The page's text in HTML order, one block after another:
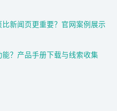
新闻页更重要？官网案例展示
？产品手册下载与线索收集